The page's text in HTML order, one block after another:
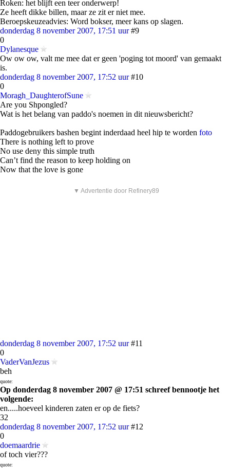
Roken: het blijft een teer onderwerp!
Ze heeft dikke billen, maar ze zit er niet mee.
Beroepskeuzeadvies: Word bokser, meer kans op slagen.
donderdag 8 november 2007, 17:51 uur #9
0
Dylanesque
Ow ow ow, valt me mee dat er geen 'poging tot moord' van gemaakt
is.
donderdag 8 november 2007, 17:52 uur #10
0
Moragh_DaughterofSune
Are you Shpongled?
Wat is het belang van paddo's noemen in dit nieuwsbericht?
Paddogebruikers bashen begint inderdaad heel hip te worden foto
There is nothing left to prove
No use deny this simple truth
Can’t find the reason to keep holding on
Now that the love is gone
▼ Advertentie door Refinery89
donderdag 8 november 2007, 17:52 uur #11
0
VaderVanJezus
beh
quote:
Op donderdag 8 november 2007 @ 17:51 schreef bennootje het
volgende:
en.....hoeveel kinderen zaten er op de fiets?
32
donderdag 8 november 2007, 17:52 uur #12
0
doemaardrie
of toch vier???
quote: